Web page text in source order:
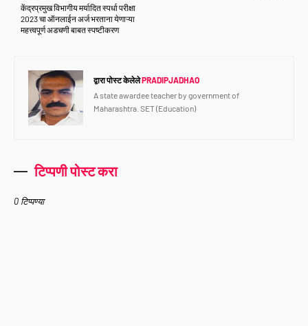
केंद्रप्रमुख विभागीय मर्यादित स्पर्धा परीक्षा
2023 चा ऑनलाईन अर्ज भरताना येणाऱ्या
महत्त्वपूर्ण अडचणी बाबत स्पष्टीकरण
द्वारा पोस्ट केलेलेPRADIPJADHAO
A state awardee teacher by government of
Maharashtra. SET (Education)
टिप्पणी पोस्ट करा
0 टिप्पण्या